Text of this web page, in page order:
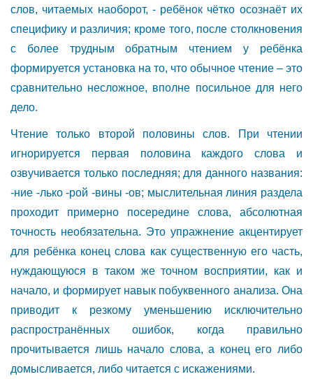
слов, читаемых наоборот, - ребёнок чётко осознаёт их
специфику и различия; кроме того, после столкновения
с более трудным обратным чтением у ребёнка
формируется установка на то, что обычное чтение – это
сравнительно несложное, вполне посильное для него
дело.
Чтение только второй половины слов. При чтении
игнорируется первая половина каждого слова и
озвучивается только последняя; для данного названия:
-ние -лько -рой -вины -ов; мыслительная линия раздела
проходит примерно посередине слова, абсолютная
точность необязательна. Это упражнение акцентирует
для ребёнка конец слова как существенную его часть,
нуждающуюся в таком же точном восприятии, как и
начало, и формирует навык побуквенного анализа. Она
приводит к резкому уменьшению исключительно
распространённых ошибок, когда правильно
прочитывается лишь начало слова, а конец его либо
домысливается, либо читается с искажениями.